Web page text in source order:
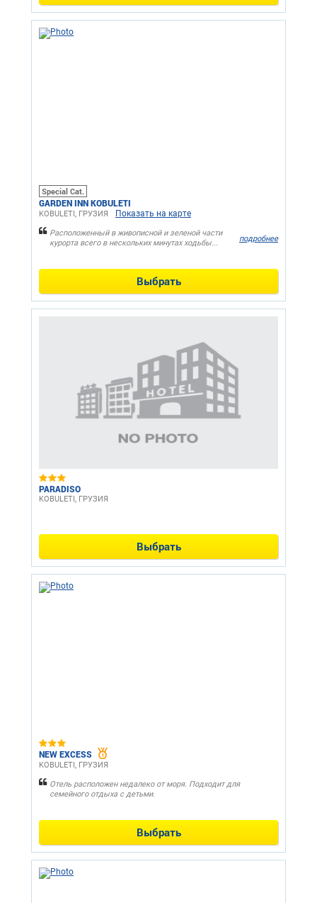
Special Cat.
GARDEN INN KOBULETI
KOBULETI, ГРУЗИЯ Показать на карте
Расположенный в живописной и зеленой части
курорта всего в нескольких минутах ходьбы...
подробнее
Выбрать
PARADISO
KOBULETI, ГРУЗИЯ
Выбрать
NEW EXCESS
KOBULETI, ГРУЗИЯ
Отель расположен недалеко от моря. Подходит для
семейного отдыха с детьми.
Выбрать